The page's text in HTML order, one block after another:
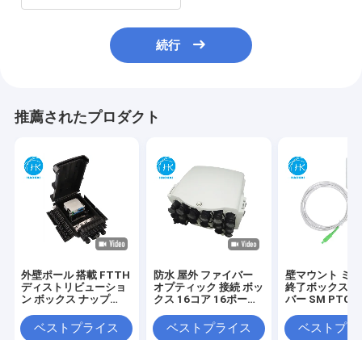
続行
推薦されたプロダクト
外壁ポール 搭載 FTTH
ディストリビューショ
ン ボックス ナップ
プリッター
ベストプライス
防水 屋外 ファイバー
オプティック 接続 ボッ
クス 16コア 16ポート
ーション ボックス
ベストプライス
壁マウント ミ
終了ボックス
バー SM PTO
ベストプラ